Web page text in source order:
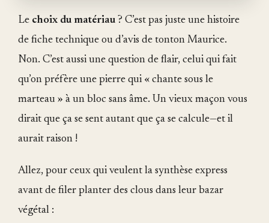
Le choix du matériau ? C’est pas juste une histoire
de fiche technique ou d’avis de tonton Maurice.
Non. C’est aussi une question de flair, celui qui fait
qu’on préfère une pierre qui « chante sous le
marteau » à un bloc sans âme. Un vieux maçon vous
dirait que ça se sent autant que ça se calcule—et il
aurait raison !
Allez, pour ceux qui veulent la synthèse express
avant de filer planter des clous dans leur bazar
végétal :